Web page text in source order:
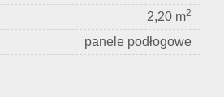
2,20 m2
panele podłogowe